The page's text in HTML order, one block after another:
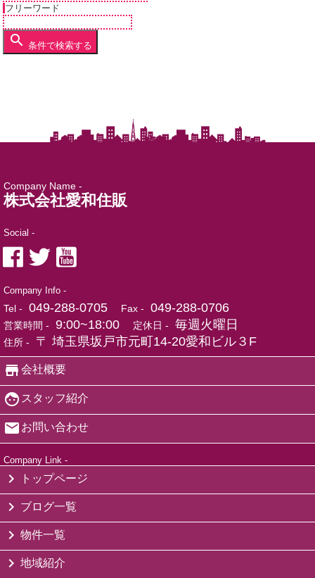
フリーワード
条件で検索する
Company Name -
株式会社愛和住販
Social -
Company Info -
Tel - 049-288-0705 Fax - 049-288-0706
営業時間 - 9:00~18:00 定休日 - 毎週火曜日
住所 - 〒 埼玉県坂戸市元町14-20愛和ビル３F
会社概要
スタッフ紹介
お問い合わせ
Company Link -
トップページ
ブログ一覧
物件一覧
地域紹介